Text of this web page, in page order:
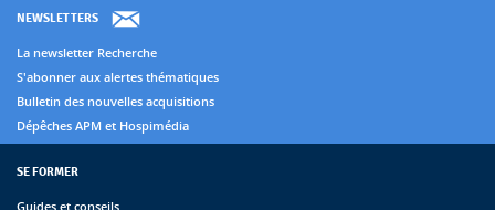
NEWSLETTERS
La newsletter Recherche
S'abonner aux alertes thématiques
Bulletin des nouvelles acquisitions
Dépêches APM et Hospimédia
SE FORMER
Guides et conseils